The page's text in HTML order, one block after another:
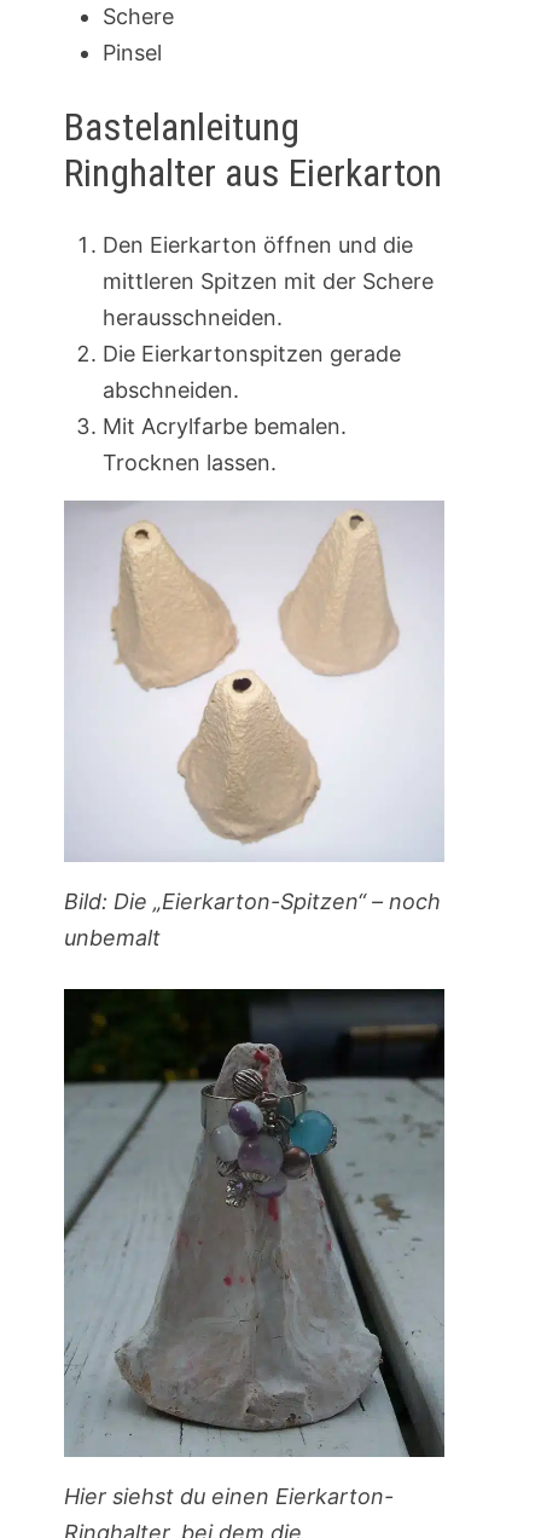
Schere
Pinsel
Bastelanleitung
Ringhalter aus Eierkarton
Den Eierkarton öffnen und die
mittleren Spitzen mit der Schere
herausschneiden.
Die Eierkartonspitzen gerade
abschneiden.
Mit Acrylfarbe bemalen.
Trocknen lassen.
Bild: Die „Eierkarton-Spitzen“ – noch
unbemalt
Hier siehst du einen Eierkarton-
Ringhalter, bei dem die